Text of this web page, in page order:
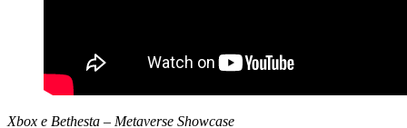
Xbox e Bethesta – Metaverse Showcase